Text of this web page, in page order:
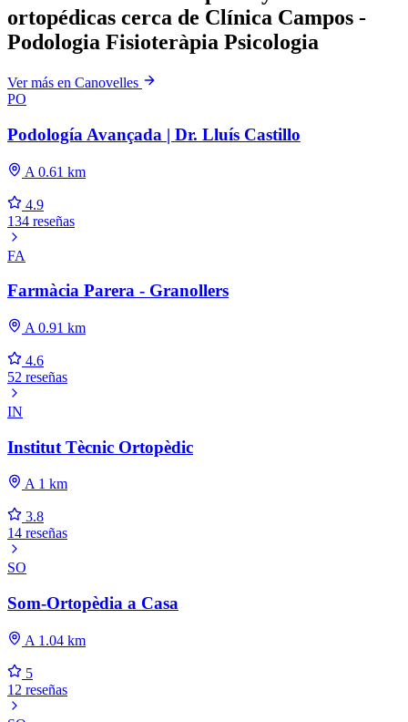
ortopédicas cerca de Clínica Campos -
Podologia Fisioteràpia Psicologia
Ver más en Canovelles
PO
Podología Avançada | Dr. Lluís Castillo
A 0.61 km
4.9
134 reseñas
FA
Farmàcia Parera - Granollers
A 0.91 km
4.6
52 reseñas
IN
Institut Tècnic Ortopèdic
A 1 km
3.8
14 reseñas
SO
Som-Ortopèdia a Casa
A 1.04 km
5
12 reseñas